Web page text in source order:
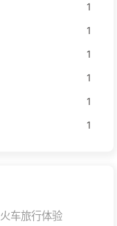
1
1
1
1
1
1
火车旅行体验